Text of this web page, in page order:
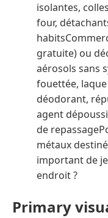
isolantes,
four,
gratuite) ou
aérosols sans
fouettée,
déodorant,
agent
de
métaux
important de
endroit ?
Primary